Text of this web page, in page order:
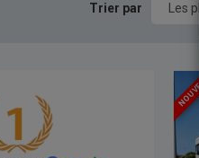
Trier par